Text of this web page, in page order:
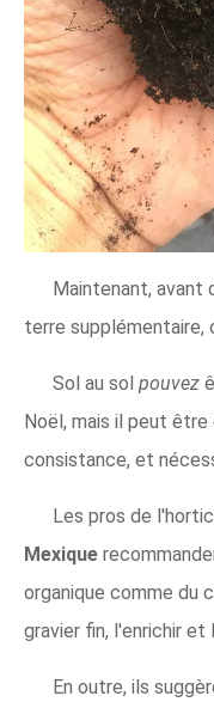
Maintenant, avant
terre supplémentaire,
Sol au sol pouvez
Noël, mais il peut
consistance, et
Les pros de
Mexique
organique comme du
gravier fin, l'enrichir et
En outre, ils